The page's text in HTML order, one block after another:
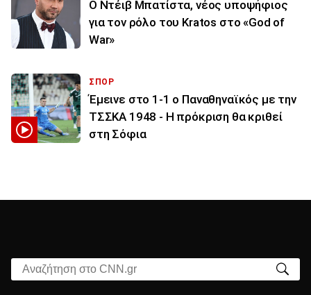
Ο Ντέιβ Μπατίστα, νέος υποψήφιος
για τον ρόλο του Kratos στο «God of
War»
ΣΠΟΡ
Έμεινε στο 1-1 ο Παναθηναϊκός με την
ΤΣΣΚΑ 1948 - Η πρόκριση θα κριθεί
στη Σόφια
Αναζήτηση στο CNN.gr